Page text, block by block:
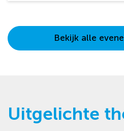
Bekijk alle
Uitgelichte